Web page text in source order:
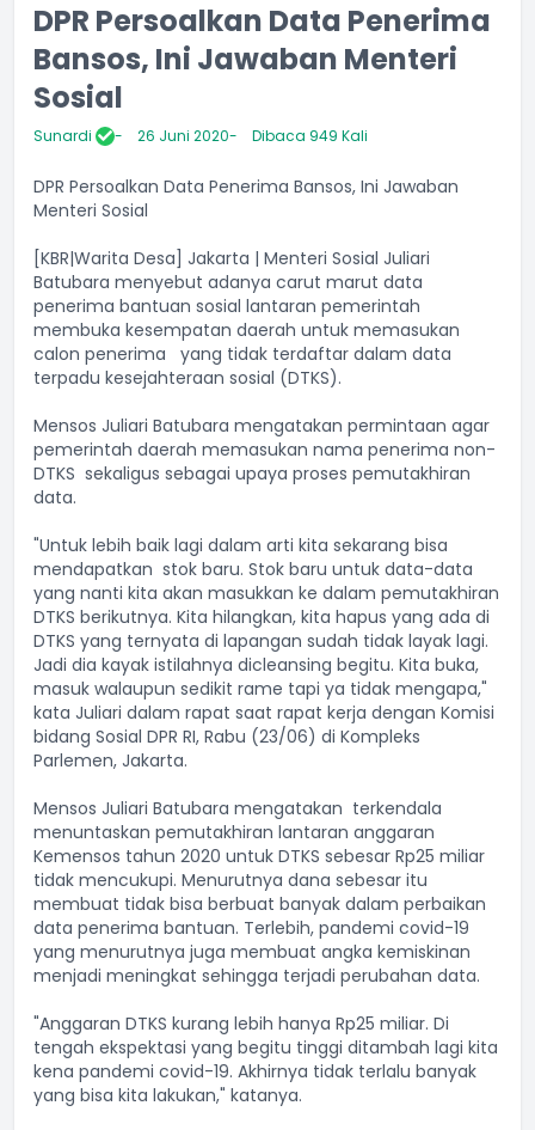
DPR Persoalkan Data Penerima
Bansos, Ini Jawaban Menteri
Sosial
Sunardi 26 Juni 2020 Dibaca 949 Kali
DPR Persoalkan Data Penerima Bansos, Ini Jawaban
Menteri Sosial
[KBR|Warita Desa] Jakarta | Menteri Sosial Juliari
Batubara menyebut adanya carut marut data
penerima bantuan sosial lantaran pemerintah
membuka kesempatan daerah untuk memasukan
calon penerima yang tidak terdaftar dalam data
terpadu kesejahteraan sosial (DTKS).
Mensos Juliari Batubara mengatakan permintaan agar
pemerintah daerah memasukan nama penerima non-
DTKS sekaligus sebagai upaya proses pemutakhiran
data.
"Untuk lebih baik lagi dalam arti kita sekarang bisa
mendapatkan stok baru. Stok baru untuk data-data
yang nanti kita akan masukkan ke dalam pemutakhiran
DTKS berikutnya. Kita hilangkan, kita hapus yang ada di
DTKS yang ternyata di lapangan sudah tidak layak lagi.
Jadi dia kayak istilahnya dicleansing begitu. Kita buka,
masuk walaupun sedikit rame tapi ya tidak mengapa,"
kata Juliari dalam rapat saat rapat kerja dengan Komisi
bidang Sosial DPR RI, Rabu (23/06) di Kompleks
Parlemen, Jakarta.
Mensos Juliari Batubara mengatakan terkendala
menuntaskan pemutakhiran lantaran anggaran
Kemensos tahun 2020 untuk DTKS sebesar Rp25 miliar
tidak mencukupi. Menurutnya dana sebesar itu
membuat tidak bisa berbuat banyak dalam perbaikan
data penerima bantuan. Terlebih, pandemi covid-19
yang menurutnya juga membuat angka kemiskinan
menjadi meningkat sehingga terjadi perubahan data.
"Anggaran DTKS kurang lebih hanya Rp25 miliar. Di
tengah ekspektasi yang begitu tinggi ditambah lagi kita
kena pandemi covid-19. Akhirnya tidak terlalu banyak
yang bisa kita lakukan," katanya.